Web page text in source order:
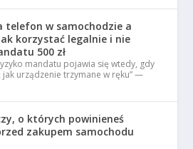
telefon w samochodzie a
korzystać legalnie i nie
500 zł
mandatu pojawia się wtedy, gdy
jak urządzenie trzymane w ręku” —
o których powinieneś
zakupem samochodu